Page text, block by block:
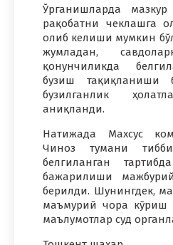
Ўрганишларда
рақобатни чеклашга
олиб келиши мумкин
жумладан,
қонунчиликда
бузиш тақиқланиши
бузилганлик
аниқланди.
Натижада Махсус
Чиноз тумани
белгиланган
бажарилиши
берилди. Шунингдек,
маъмурий чора кўриш
маълумотлар суд